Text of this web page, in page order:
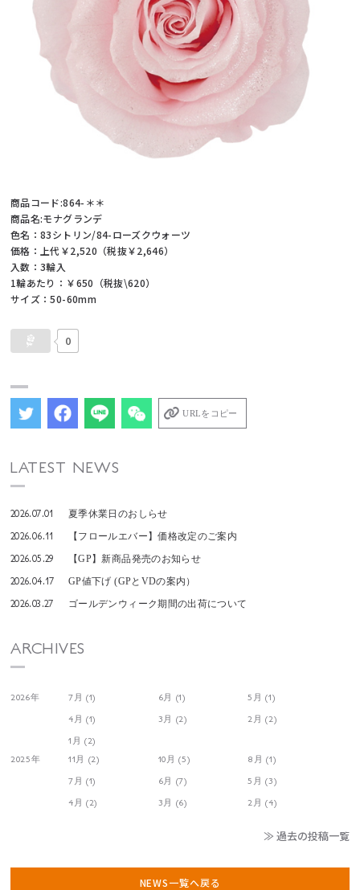
商品コード:864-＊＊
商品名:モナグランデ
色名：83シトリン/84-ローズクウォーツ
価格：上代￥2,520（税抜￥2,646）
入数：3輪入
1輪あたり：￥650（税抜\620）
サイズ：50-60mm
0
URLをコピー
LATEST NEWS
2026.07.01 夏季休業日のおしらせ
2026.06.11 【フロールエバー】価格改定のご案内
2026.05.29 【GP】新商品発売のお知らせ
2026.04.17 GP値下げ (GPとVDの案内）
2026.03.27 ゴールデンウィーク期間の出荷について
ARCHIVES
2026年 7月 (1) 6月 (1)
5月 (1)
4月 (1)
3月 (2)
2月 (2)
1月 (2)
2025年
11月 (2) 10月 (5)
8月 (1)
7月 (1)
6月 (7)
5月 (3)
4月 (2)
3月 (6) 2月 (4)
≫ 過去の投稿一覧
NEWS一覧へ戻る